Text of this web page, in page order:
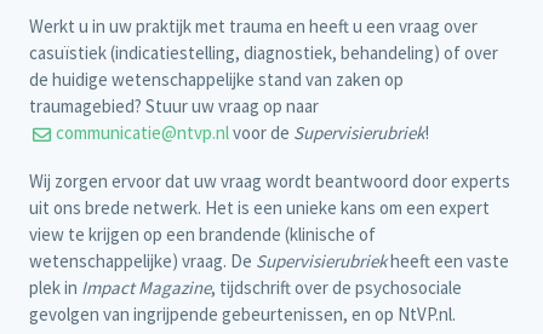
Werkt u in uw praktijk met trauma en heeft u een vraag over
casuïstiek (indicatiestelling, diagnostiek, behandeling) of over
de huidige wetenschappelijke stand van zaken op
traumagebied? Stuur uw vraag op naar
communicatie@ntvp.nlvoor de Supervisierubriek!
Wij zorgen ervoor dat uw vraag wordt beantwoord door experts
uit ons brede netwerk. Het is een unieke kans om een expert
view te krijgen op een brandende (klinische of
wetenschappelijke) vraag. De Supervisierubriekheeft een vaste
plek in Impact Magazine, tijdschrift over de psychosociale
gevolgen van ingrijpende gebeurtenissen, en op NtVP.nl.